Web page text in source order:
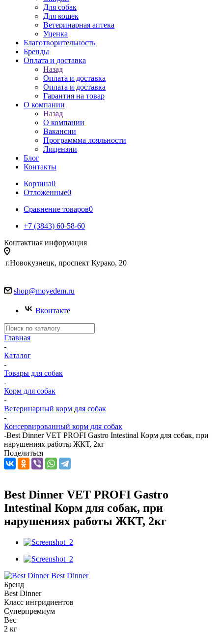
Для собак
Для кошек
Ветеринарная аптека
Уценка
Благотворительность
Бренды
Оплата и доставка
Назад
Оплата и доставка
Оплата и доставка
Гарантия на товар
О компании
Назад
О компании
Вакансии
Программма лояльности
Лицензии
Блог
Контакты
Корзина0
Отложенные0
Сравнение товаров0
+7 (3843) 60-58-60
Контактная информация
г.Новокузнецк, проспект Курако, 20
shop@moyedem.ru
Вконтакте
Главная
-
Каталог
-
Товары для собак
-
Корм для собак
-
Ветеринарный корм для собак
-
Консервированный корм для собак
-Best Dinner VET PROFI Gastro Intestinal Корм для собак, при
нарушениях работы ЖКТ, 2кг
Поделиться
Best Dinner VET PROFI Gastro
Intestinal Корм для собак, при
нарушениях работы ЖКТ, 2кг
Best Dinner
Бренд
Best Dinner
Класс ингридиентов
Суперпремиум
Вес
2 кг